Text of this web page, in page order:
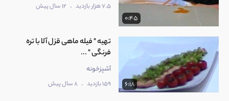
0:45
7.5 هزار بازدید . 12 سال پیش
6:18
تهیه " فیله ماهی قزل آلا با تره
فرنگی " ...
آشپزخونه
159 بازدید . 8 سال پیش